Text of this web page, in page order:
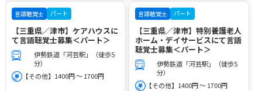
言語聴覚士 パート
【三重県／津市】ケアハウスに
て言語聴覚士募集＜パート＞
伊勢鉄道「河芸駅」（徒歩5
分）
【その他】1400円 ～ 1700円
言語聴覚士 パート
【三重県／津市】特別養護老人
ホーム・デイサービスにて言語
聴覚士募集＜パート＞
伊勢鉄道「河芸駅」（徒歩5
分）
【その他】1400円 ～ 1700円